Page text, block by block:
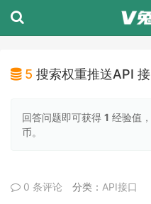
5 搜索权重推送API
回答问题即可获得 1 经验值
币。
0 条评论 分类： API接口